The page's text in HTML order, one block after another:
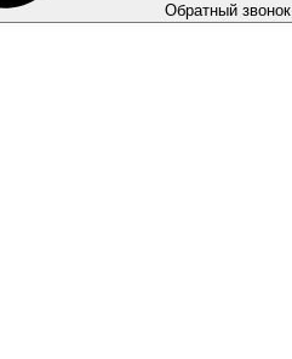
Обратный звонок